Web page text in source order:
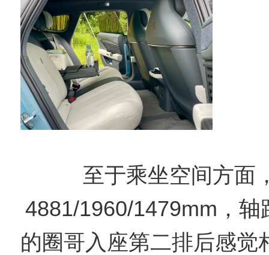
至于乘坐空间方面
4881/1960/1479mm，
的圈哥入座第二排后感